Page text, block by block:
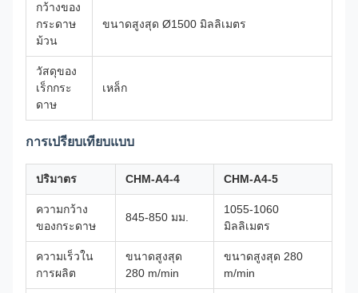
กว้างของ
กระดาษ
ม้วน
ขนาดสูงสุด Ø1500 มิลลิเมตร
วัสดุของ
เร็กกระ
ดาษ
เหล็ก
การเปรียบเทียบแบบ
ปริมาตร CHM-A4-4 CHM-A4-5
ความกว้าง
ของกระดาษ
845-850 มม.
1055-1060
มิลลิเมตร
ความเร็วใน
การผลิต
ขนาดสูงสุด
280 m/min
ขนาดสูงสุด 280
m/min